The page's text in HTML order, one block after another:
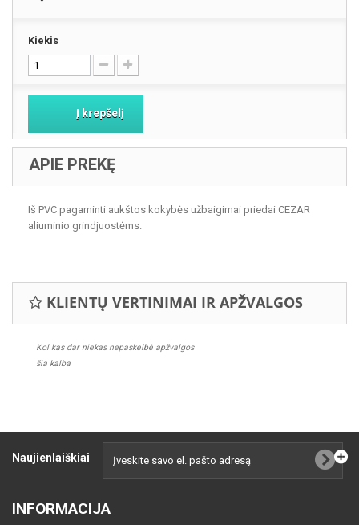
Kiekis
Į krepšelį
APIE PREKĘ
Iš PVC pagaminti aukštos kokybės užbaigimai priedai CEZAR
aliuminio grindjuostėms.
KLIENTŲ VERTINIMAI IR APŽVALGOS
Kol kas dar niekas nepaskelbė apžvalgos
šia kalba
Naujienlaiškiai
INFORMACIJA